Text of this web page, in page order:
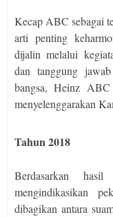
Kecap ABC sebagai
arti penting
dijalin melalui
dan tanggung
bangsa, Heinz
menyelenggarakan
Tahun 2018
Berdasarkan
mengindikasikan
dibagikan antara